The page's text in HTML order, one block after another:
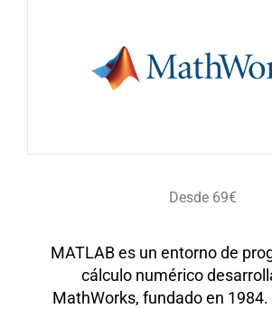
Desde 69€
MATLAB es un entorno de
cálculo numérico
MathWorks, fundado en